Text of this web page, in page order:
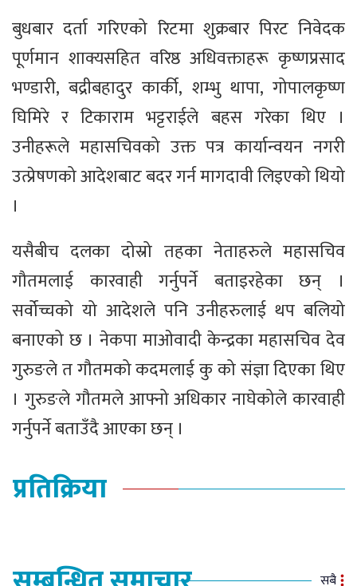
बुधबार दर्ता गरिएको रिटमा शुक्रबार पिरट निवेदक
पूर्णमान शाक्यसहित वरिष्ठ अधिवक्ताहरू कृष्णप्रसाद
भण्डारी, बद्रीबहादुर कार्की, शम्भु थापा, गोपालकृष्ण
घिमिरे र टिकाराम भट्टराईले बहस गरेका थिए ।
उनीहरूले महासचिवको उक्त पत्र कार्यान्वयन नगरी
उत्प्रेषणको आदेशबाट बदर गर्न मागदावी लिइएको थियो
।
यसैबीच दलका दोस्रो तहका नेताहरुले महासचिव
गौतमलाई कारवाही गर्नुपर्ने बताइरहेका छन् ।
सर्वोच्चको यो आदेशले पनि उनीहरुलाई थप बलियो
बनाएको छ । नेकपा माओवादी केन्द्रका महासचिव देव
गुरुङले त गौतमको कदमलाई कु को संज्ञा दिएका थिए
। गुरुङले गौतमले आफ्नो अधिकार नाघेकोले कारवाही
गर्नुपर्ने बताउँदै आएका छन् ।
प्रतिक्रिया
सबै